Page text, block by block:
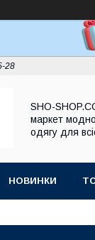
28
SHO-
маркет
одягу для
НОВИНКИ